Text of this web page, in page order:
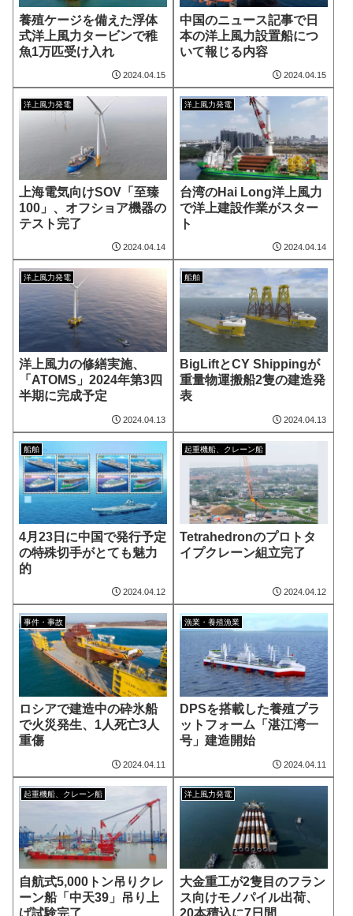
養殖ケージを備えた浮体
式洋上風力タービンで稚
魚1万匹受け入れ
2024.04.15
中国のニュース記事で日
本の洋上風力設置船につ
いて報じる内容
2024.04.15
洋上風力発電
上海電気向けSOV「至臻
100」、オフショア機器の
テスト完了
2024.04.14
洋上風力発電
台湾のHai Long洋上風力
で洋上建設作業がスター
ト
2024.04.14
洋上風力発電
洋上風力の修繕実施、
「ATOMS」2024年第3四
半期に完成予定
2024.04.13
船舶
BigLiftとCY Shippingが
重量物運搬船2隻の建造発
表
2024.04.13
船舶
4月23日に中国で発行予定
の特殊切手がとても魅力
的
2024.04.12
起重機船、クレーン船
Tetrahedronのプロトタ
イプクレーン組立完了
2024.04.12
事件・事故
ロシアで建造中の砕氷船
で火災発生、1人死亡3人
重傷
2024.04.11
漁業・養殖漁業
DPSを搭載した養殖プラ
ットフォーム「湛江湾一
号」建造開始
2024.04.11
起重機船、クレーン船
自航式5,000トン吊りクレ
ーン船「中天39」吊り上
げ試験完了
洋上風力発電
大金重工が2隻目のフラン
ス向けモノパイル出荷、
20本積込に7日間